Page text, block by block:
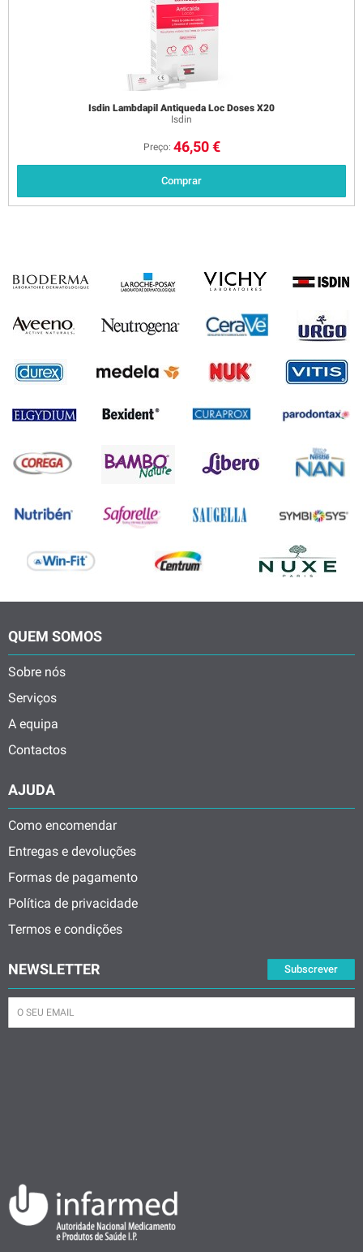
Isdin Lambdapil Antiqueda Loc Doses X20
Isdin
Preço: 46,50 €
Comprar
QUEM SOMOS
Sobre nós
Serviços
A equipa
Contactos
AJUDA
Como encomendar
Entregas e devoluções
Formas de pagamento
Política de privacidade
Termos e condições
Subscrever
NEWSLETTER